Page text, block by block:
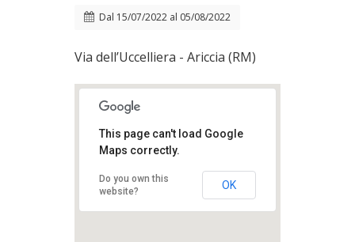
Dal 15/07/2022 al 05/08/2022
Via dell’Uccelliera - Ariccia (RM)
This page can't load Google
Maps correctly.
Do you own this
website?
OK